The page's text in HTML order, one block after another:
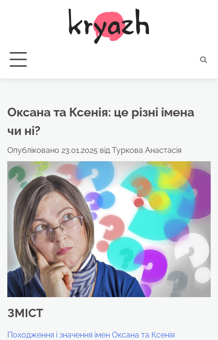
Оксана та Ксенія: це різні імена
чи ні?
Опубліковано 23.01.2025 від Туркова Анастасія
ЗМІСТ
Походження і значення імен Оксана та Ксенія